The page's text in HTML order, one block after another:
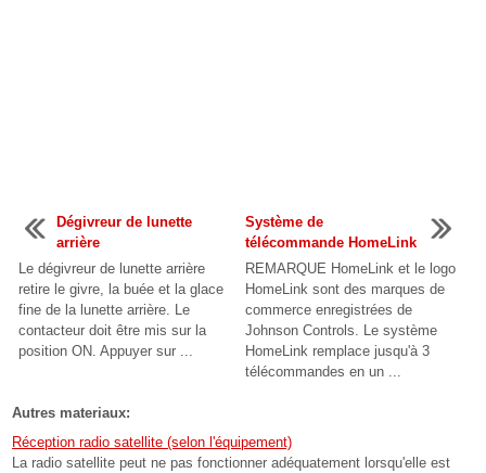
Dégivreur de lunette
arrière
Le dégivreur de lunette arrière
retire le givre, la buée et la glace
fine de la lunette arrière. Le
contacteur doit être mis sur la
position ON. Appuyer sur ...
Système de
télécommande HomeLink
REMARQUE HomeLink et le logo
HomeLink sont des marques de
commerce enregistrées de
Johnson Controls. Le système
HomeLink remplace jusqu'à 3
télécommandes en un ...
Autres materiaux:
Réception radio satellite (selon l'équipement)
La radio satellite peut ne pas fonctionner adéquatement lorsqu'elle est